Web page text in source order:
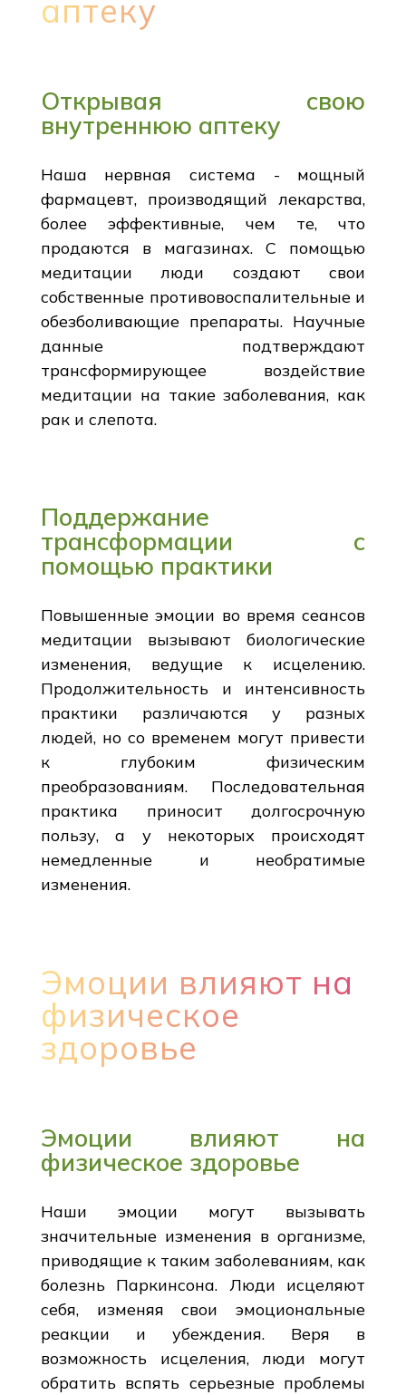
аптеку
Открывая свою
внутреннюю аптеку
Наша нервная система - мощный
фармацевт, производящий лекарства,
более эффективные, чем те, что
продаются в магазинах. С помощью
медитации люди создают свои
собственные противовоспалительные и
обезболивающие препараты. Научные
данные подтверждают
трансформирующее воздействие
медитации на такие заболевания, как
рак и слепота.
Поддержание
трансформации с
помощью практики
Повышенные эмоции во время сеансов
медитации вызывают биологические
изменения, ведущие к исцелению.
Продолжительность и интенсивность
практики различаются у разных
людей, но со временем могут привести
к глубоким физическим
преобразованиям. Последовательная
практика приносит долгосрочную
пользу, а у некоторых происходят
немедленные и необратимые
изменения.
Эмоции влияют на
физическое
здоровье
Эмоции влияют на
физическое здоровье
Наши эмоции могут вызывать
значительные изменения в организме,
приводящие к таким заболеваниям, как
болезнь Паркинсона. Люди исцеляют
себя, изменяя свои эмоциональные
реакции и убеждения. Веря в
возможность исцеления, люди могут
обратить вспять серьезные проблемы